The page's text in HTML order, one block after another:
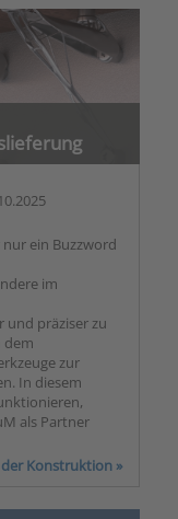
ein Buzzword
im
und präziser zu
dem
zur
In diesem
als Partner
der Konstruktion »